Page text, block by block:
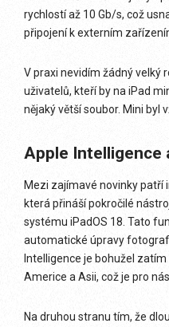
rychlostí až 10 Gb/s, což
připojení k externím
V praxi nevidím žádný velký
uživatelů, kteří by na iPad
nějaký větší soubor. Mini byl
Apple Intelligence
Mezi zajímavé novinky patří
která přináší pokročilé
systému iPadOS 18. Tato
automatické úpravy
Intelligence je bohužel
Americe a Asii, což je pro
Na druhou stranu tím, že